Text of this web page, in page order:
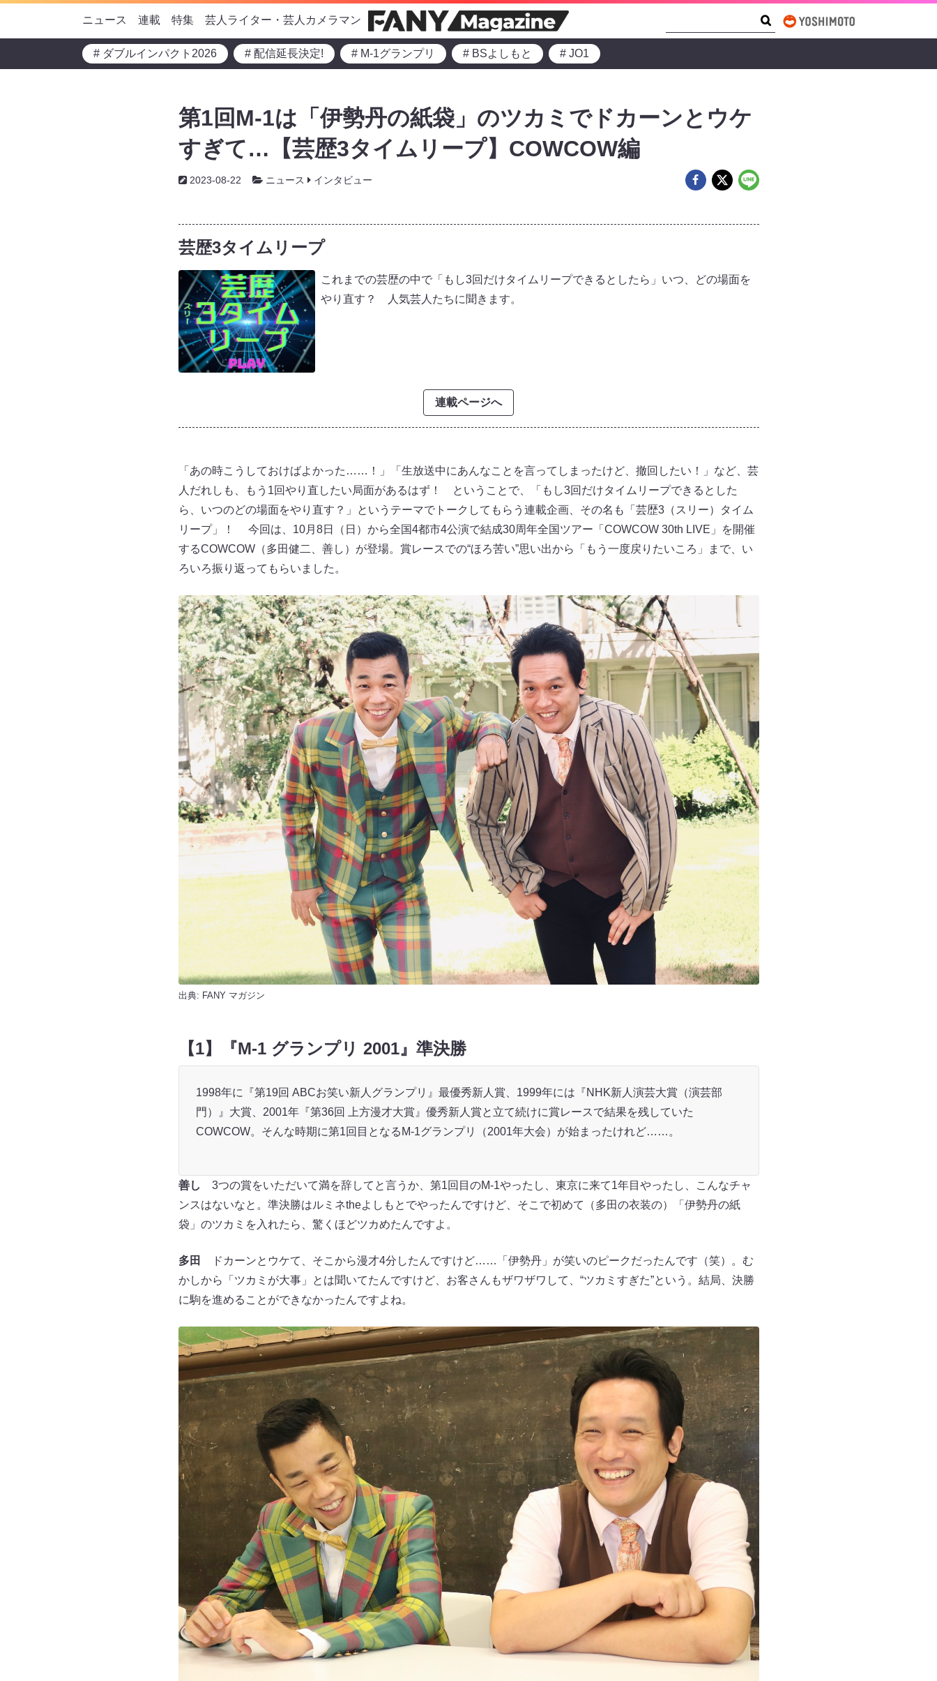
ニュース 連載 特集 芸人ライター・芸人カメラマン
# ダブルインパクト2026 # 配信延長決定! # M-1グランプリ # BSよしもと # JO1
第1回M-1は「伊勢丹の紙袋」のツカミでドカーンとウケ
すぎて…【芸歴3タイムリープ】COWCOW編
2023-08-22 ニュース インタビュー
芸歴3タイムリープ
これまでの芸歴の中で「もし3回だけタイムリープできるとしたら」いつ、どの場面を
やり直す？ 人気芸人たちに聞きます。
連載ページへ
「あの時こうしておけばよかった……！」「生放送中にあんなことを言ってしまったけど、撤回したい！」など、芸
人だれしも、もう1回やり直したい局面があるはず！ ということで、「もし3回だけタイムリープできるとした
ら、いつのどの場面をやり直す？」というテーマでトークしてもらう連載企画、その名も「芸歴3（スリー）タイム
リープ」！ 今回は、10月8日（日）から全国4都市4公演で結成30周年全国ツアー「COWCOW 30th LIVE」を開催
するCOWCOW（多田健二、善し）が登場。賞レースでの“ほろ苦い”思い出から「もう一度戻りたいころ」まで、い
ろいろ振り返ってもらいました。
出典: FANY マガジン
【1】『M-1 グランプリ 2001』準決勝
1998年に『第19回 ABCお笑い新人グランプリ』最優秀新人賞、1999年には『NHK新人演芸大賞（演芸部
門）』大賞、2001年『第36回 上方漫才大賞』優秀新人賞と立て続けに賞レースで結果を残していた
COWCOW。そんな時期に第1回目となるM-1グランプリ（2001年大会）が始まったけれど……。
善し 3つの賞をいただいて満を辞してと言うか、第1回目のM-1やったし、東京に来て1年目やったし、こんなチャ
ンスはないなと。準決勝はルミネtheよしもとでやったんですけど、そこで初めて（多田の衣装の）「伊勢丹の紙
袋」のツカミを入れたら、驚くほどツカめたんですよ。
多田
ドカーンとウケて、そこから漫才4分したんですけど……「伊勢丹」が笑いのピークだったんです（笑）。む
かしから「ツカミが大事」とは聞いてたんですけど、お客さんもザワザワして、“ツカミすぎた”という。結局、決勝
に駒を進めることができなかったんですよね。